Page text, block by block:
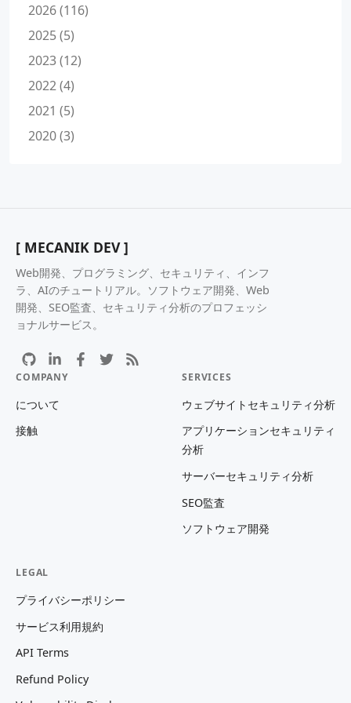
2026 (116)
2025 (5)
2023 (12)
2022 (4)
2021 (5)
2020 (3)
[ MECANIK DEV ]
Web開発、プログラミング、セキュリティ、インフ
ラ、AIのチュートリアル。ソフトウェア開発、Web
開発、SEO監査、セキュリティ分析のプロフェッシ
ョナルサービス。
COMPANY
について
接触
SERVICES
ウェブサイトセキュリティ分析
アプリケーションセキュリティ
分析
サーバーセキュリティ分析
SEO監査
ソフトウェア開発
LEGAL
プライバシーポリシー
サービス利用規約
API Terms
Refund Policy